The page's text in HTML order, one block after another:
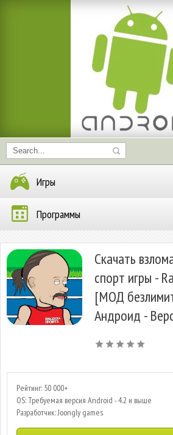
Игры
Программы
Скачать
спорт игры -
[МОД
Андроид -
Рейтинг: 50 000+
OS: Требуемая версия Android - 4.2 и выше
Разработчик: Joongly games